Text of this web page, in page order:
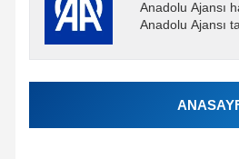
Anadolu Ajansı
Anadolu Ajansı